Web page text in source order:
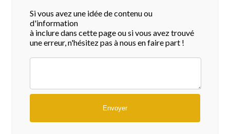
Si vous avez une idée de contenu ou
d'information
à inclure dans cette page ou si vous avez trouvé
une erreur, n'hésitez pas à nous en faire part !